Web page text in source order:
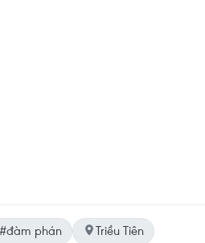
#đàm phán
Triều Tiên